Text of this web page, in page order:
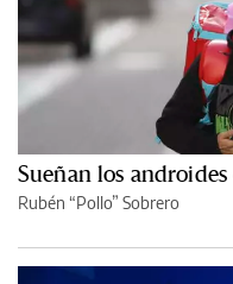
Sueñan los
Rubén “Pollo” Sobrero